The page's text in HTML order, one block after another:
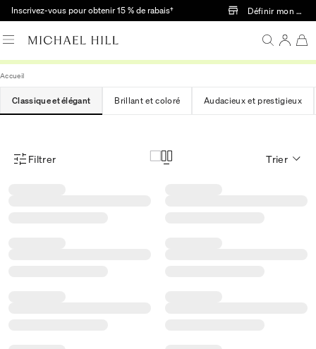
Passer au contenu principal
Inscrivez-vous pour obtenir 15 % de rabais† Définir mon
Accueil
Classique et élégant Brillant et coloré Audacieux et prestigieux
Menu des filtres d'articles
Filtrer Trier